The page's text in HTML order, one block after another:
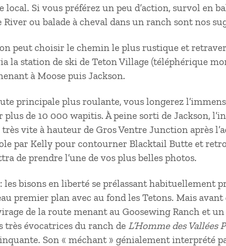
local. Si vous préférez un peu d’action, survol en
ou balade à cheval dans un ranch sont nos
peut choisir le chemin le plus rustique et
la station de ski de Teton Village (téléphérique
à Moose puis Jackson.
principale plus roulante, vous longerez
de 10 000 wapitis. À peine sorti de Jackson,
vite à hauteur de Gros Ventre Junction après
par Kelly pour contourner Blacktail Butte et
de prendre l’une de vos plus belles photos.
les bisons en liberté se prélassant habituellement
premier plan avec au fond les Tetons. Mais avant
de la route menant au Goosewing Ranch et
très évocatrices du ranch de L’Homme des Vallées
Son « méchant » génialement interprété